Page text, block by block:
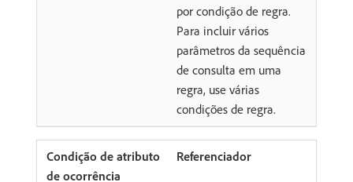
por condição de regra.
Para incluir vários
parâmetros da sequência
de consulta em uma
regra, use várias
condições de regra.
Referenciador